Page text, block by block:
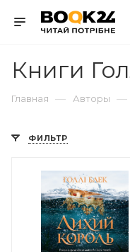
Книги
Главная — Авторы —
ФИЛЬТР